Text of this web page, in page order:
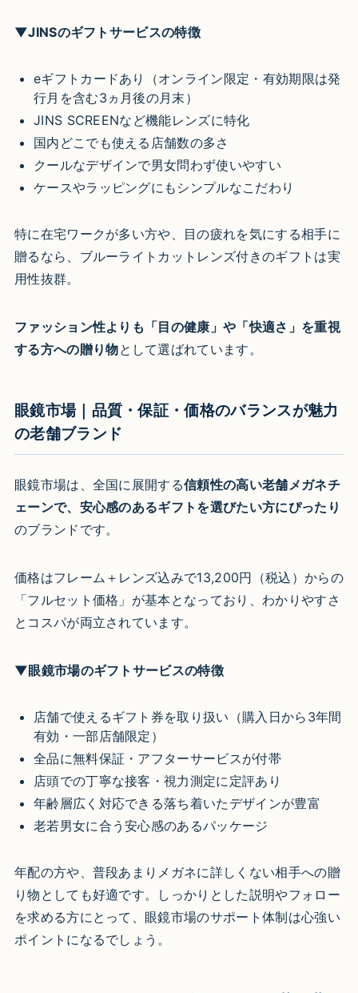
▼JINSのギフトサービスの特徴
eギフトカードあり（オンライン限定・有効期限は発
行月を含む3ヵ月後の月末）
JINS SCREENなど機能レンズに特化
国内どこでも使える店舗数の多さ
クールなデザインで男女問わず使いやすい
ケースやラッピングにもシンプルなこだわり
特に在宅ワークが多い方や、目の疲れを気にする相手に
贈るなら、ブルーライトカットレンズ付きのギフトは実
用性抜群。
ファッション性よりも「目の健康」や「快適さ」を重視
する方への贈り物として選ばれています。
眼鏡市場｜品質・保証・価格のバランスが魅力
の老舗ブランド
眼鏡市場は、全国に展開する信頼性の高い老舗メガネチ
ェーンで、安心感のあるギフトを選びたい方にぴったり
のブランドです。
価格はフレーム＋レンズ込みで13,200円（税込）からの
「フルセット価格」が基本となっており、わかりやすさ
とコスパが両立されています。
▼眼鏡市場のギフトサービスの特徴
店舗で使えるギフト券を取り扱い（購入日から3年間
有効・一部店舗限定）
全品に無料保証・アフターサービスが付帯
店頭での丁寧な接客・視力測定に定評あり
年齢層広く対応できる落ち着いたデザインが豊富
老若男女に合う安心感のあるパッケージ
年配の方や、普段あまりメガネに詳しくない相手への贈
り物としても好適です。しっかりとした説明やフォロー
を求める方にとって、眼鏡市場のサポート体制は心強い
ポイントになるでしょう。